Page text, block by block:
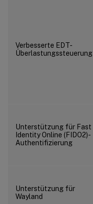
Verbesserte EDT-
Überlastungssteuerung
Unterstützung für Fast
Identity Online (FIDO2)-
Authentifizierung
Unterstützung für
Wayland